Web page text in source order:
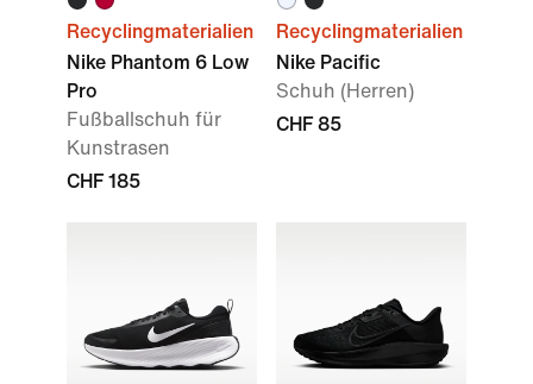
Recyclingmaterialien
Nike Phantom 6 Low
Pro
Fußballschuh für
Kunstrasen
CHF 185
Recyclingmaterialien
Nike Pacific
Schuh (Herren)
CHF 85